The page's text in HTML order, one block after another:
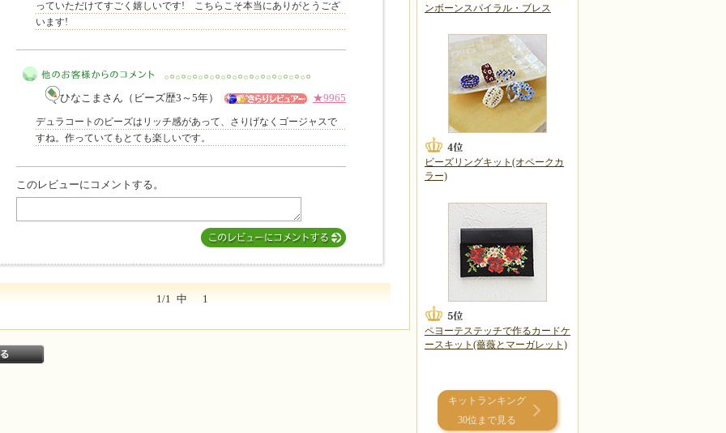
MIYUKI先生からのコメント
っていただけてすごく嬉しいです! こちらこそ本当にありがとうござ
います!
他のお客様からのコメント
ひなこまさん（ビーズ歴3～5年） ★9965
デュラコートのビーズはリッチ感があって、さりげなくゴージャスで
すね。作っていてもとても楽しいです。
このレビューにコメントする。
1/1 中 1
ンボーンスパイラル・ブレス
ビーズリングキット(オペークカ
ラー)
ペヨーテステッチで作るカードケ
ースキット(薔薇とマーガレット)
キットランキング
30位まで見る